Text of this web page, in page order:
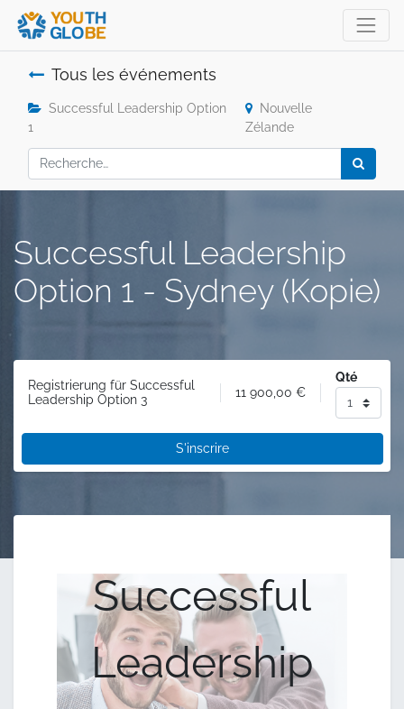
Tous les événements
Successful Leadership Option
1
Nouvelle
Zélande
Successful Leadership
Option 1 - Sydney (Kopie)
Registrierung für Successful
Leadership Option 3
11 900,00 €
Qté
S'inscrire
Successful
Leadership